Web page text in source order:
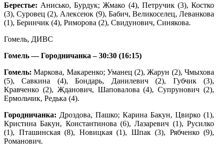
Берестье: Анисько, Бурдук; Жмако (4), Петручик (3), Костко
(3), Суровец (2), Алексеюк (9), Бабич, Великоселец, Леванкова
(1), Беринчик (4), Риморова (2), Свидунович, Синякова.
Гомель, ДИВС
Гомель — Городничанка – 30:30 (16:15)
Гомель:Маркова, Макаренко; Уманец (2), Жарун (2), Чмыхова
(5), Савкина (4), Бондарь, Данилевич (2), Губчик (3),
Кравченко (2), Жданович, Шаповалова (4), Супрунович (2),
Ермольчик, Редька (4).
Городничанка: Дроздова, Пашко; Карина Бакун, Цвирко (1),
Кристина Бакун, Константинова (6), Лазаревич (1), Русилко
(1), Пташинская (8), Новицкая (1), Шпак (3), Рябченко (9),
Романович.